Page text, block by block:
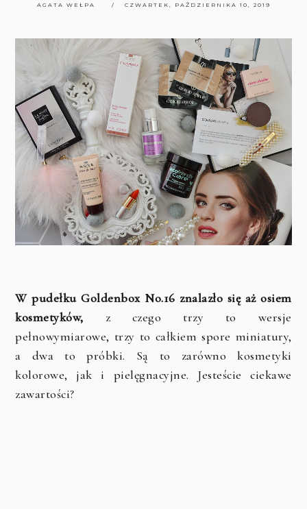
AGATA WEŁPA CZWARTEK, PAŹDZIERNIKA 10, 2019
W pudełku Goldenbox No.16 znalazło się aż osiem
kosmetyków, z czego trzy to wersje
pełnowymiarowe, trzy to całkiem spore miniatury,
a dwa to próbki. Są to zarówno kosmetyki
kolorowe, jak i pielęgnacyjne. Jesteście ciekawe
zawartości?